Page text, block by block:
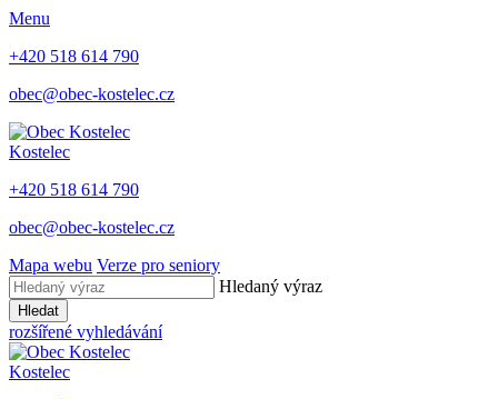
Menu
+420 518 614 790
obec@obec-kostelec.cz
Kostelec
+420 518 614 790
obec@obec-kostelec.cz
Mapa webu Verze pro seniory
Hledaný výraz
Hledat
rozšířené vyhledávání
Kostelec